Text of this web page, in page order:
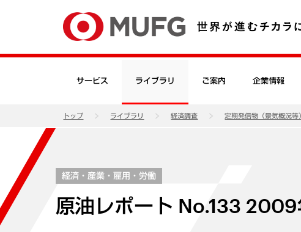
サービス ライブラリ ご案内 企業情報
トップ ライブラリ 経済調査 定期発信物（景気概況等）
経済・産業・雇用・労働
原油レポート No.133